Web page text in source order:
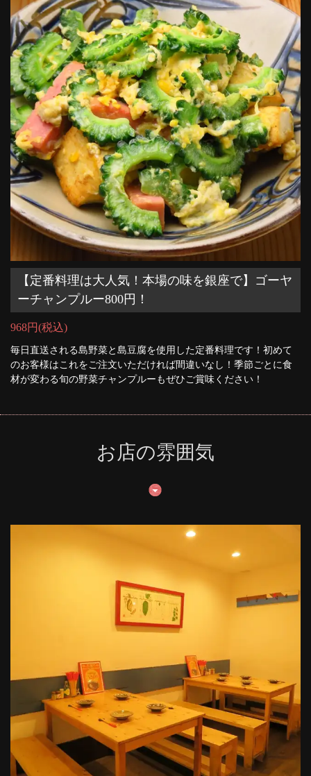
【定番料理は大人気！本場の味を銀座で】ゴーヤ
ーチャンプルー800円！
968円(税込)
毎日直送される島野菜と島豆腐を使用した定番料理です！初めて
のお客様はこれをご注文いただければ間違いなし！季節ごとに食
材が変わる旬の野菜チャンプルーもぜひご賞味ください！
お店の雰囲気